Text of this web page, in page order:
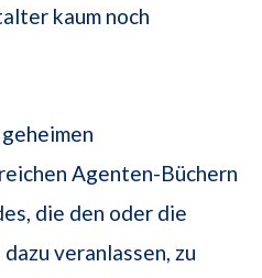
kaum noch
Agenten-Büchern
die den oder die
veranlassen, zu